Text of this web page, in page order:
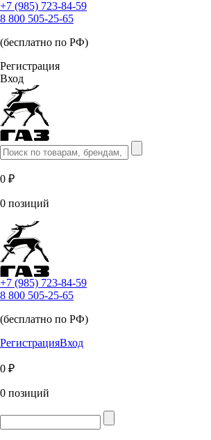
+7 (985) 723-84-59
8 800 505-25-65
(бесплатно по РФ)
Регистрация
Вход
0 ₽
0 позиций
+7 (985) 723-84-59
8 800 505-25-65
(бесплатно по РФ)
РегистрацияВход
0 ₽
0 позиций